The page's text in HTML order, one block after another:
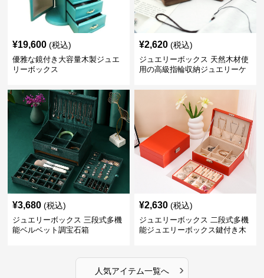
¥19,600 (税込)
優雅な鏡付き大容量木製ジュエ
リーボックス
¥2,620 (税込)
ジュエリーボックス 天然木材使
用の高級指輪収納ジュエリーケ
¥3,680 (税込)
ジュエリーボックス 三段式多機
能ベルベット調宝石箱
¥2,630 (税込)
ジュエリーボックス 二段式多機
能ジュエリーボックス鍵付き木
人気アイテム一覧へ ›